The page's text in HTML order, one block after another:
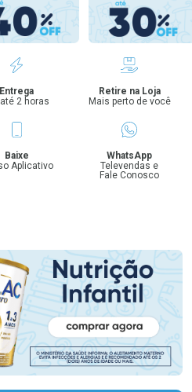
Entrega
2 horas
Retire na Loja
Mais perto de você
Baixe
Aplicativo
WhatsApp
Televendas e
Fale Conosco